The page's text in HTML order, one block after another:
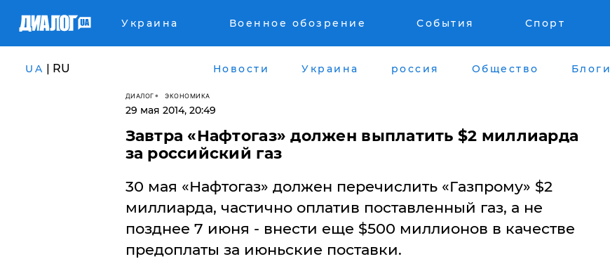
Украина Военное обозрение События Спорт
UA | RU Новости Украина россия Общество Блоги
ДИАЛОГ ЭКОНОМИКА
29 мая 2014, 20:49
​Завтра «Нафтогаз» должен выплатить $2 миллиарда
за российский газ
30 мая «Нафтогаз» должен перечислить «Газпрому» $2
миллиарда, частично оплатив поставленный газ, а не
позднее 7 июня - внести еще $500 миллионов в качестве
предоплаты за июньские поставки.